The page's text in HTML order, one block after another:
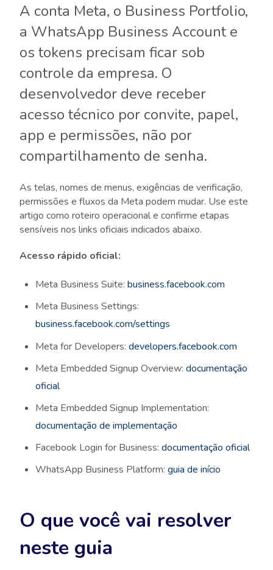
A conta Meta, o Business Portfolio,
a WhatsApp Business Account e
os tokens precisam ficar sob
controle da empresa. O
desenvolvedor deve receber
acesso técnico por convite, papel,
app e permissões, não por
compartilhamento de senha.
As telas, nomes de menus, exigências de verificação,
permissões e fluxos da Meta podem mudar. Use este
artigo como roteiro operacional e confirme etapas
sensíveis nos links oficiais indicados abaixo.
Acesso rápido oficial:
Meta Business Suite: business.facebook.com
Meta Business Settings:
business.facebook.com/settings
Meta for Developers: developers.facebook.com
Meta Embedded Signup Overview: documentação
oficial
Meta Embedded Signup Implementation:
documentação de implementação
Facebook Login for Business: documentação oficial
WhatsApp Business Platform: guia de início
O que você vai resolver
neste guia